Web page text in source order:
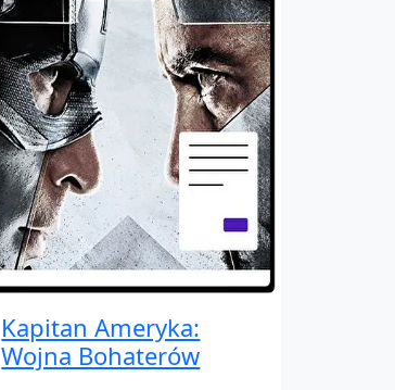
Kapitan Ameryka:
Wojna Bohaterów